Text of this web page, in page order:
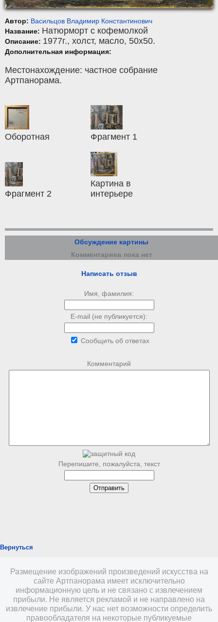
Автор: Васильцов Владимир Константинович
Название: Натюрморт с кофемолкой
Описание: 1977г., холст, масло, 50x50.
Дополнительная информация:
Местонахождение: частное собрание
Артпанорама.
Оборотная Фрагмент 1
Фрагмент 2
Картина в
интерьере
Обсуждение картины
Комментариев пока нет
Написать отзыв
Имя, фамилия:
E-mail (не публикуется):
Сообщить об ответах
Комментарий
Перепишите, пожалуйста, текст
Вернуться
Размещение изображений произведений искусства на
сайте Артпанорама имеет исключительно
информационную цель и не связано с извлечением
прибыли. Не является рекламой и не направлено на
извлечение прибыли. У нас нет возможности определить
правообладателя на некоторые публикуемые